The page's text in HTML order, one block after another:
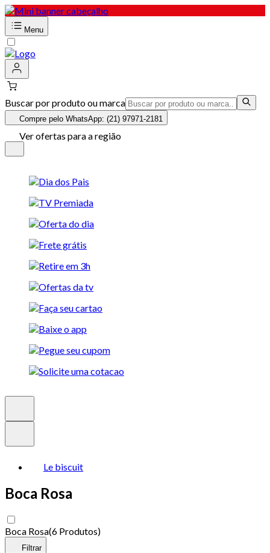
Menu
Buscar por produto ou marca
Compre pelo WhatsApp: (21) 97971-2181
Ver ofertas para a região
Le biscuit
Boca Rosa
Boca Rosa(6 Produtos)
Filtrar